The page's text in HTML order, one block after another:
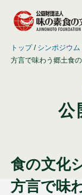
トップ シンポジウム
方言で味わう郷土食
公
食の文化
方言で味